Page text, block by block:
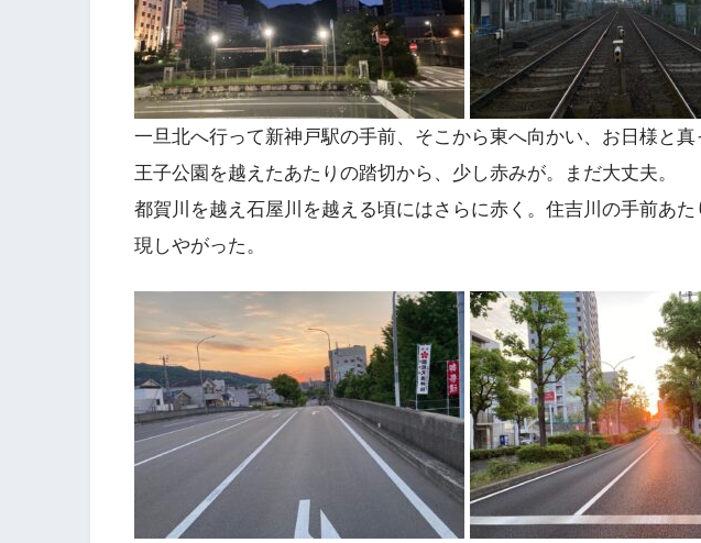
一旦北へ行って新神戸駅の手前、そこから東へ向かい、お日様と真
王子公園を越えたあたりの踏切から、少し赤みが。まだ大丈夫。
都賀川を越え石屋川を越える頃にはさらに赤く。住吉川の手前あ
現しやがった。